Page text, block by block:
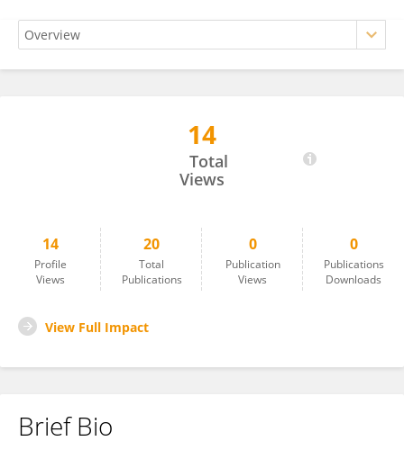
14
Total
Views
14
Profile
Views
20
Total
Publications
0
Publication
Views
0
Publications
Downloads
View Full Impact
Brief Bio